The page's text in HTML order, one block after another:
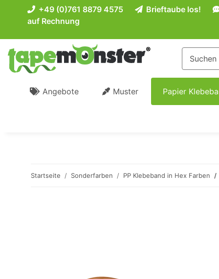
+49 (0)761 8879 4575 Brieftaube los!
auf Rechnung
Angebote Muster Papier
Startseite Sonderfarben PP Klebeband in Hex Farben